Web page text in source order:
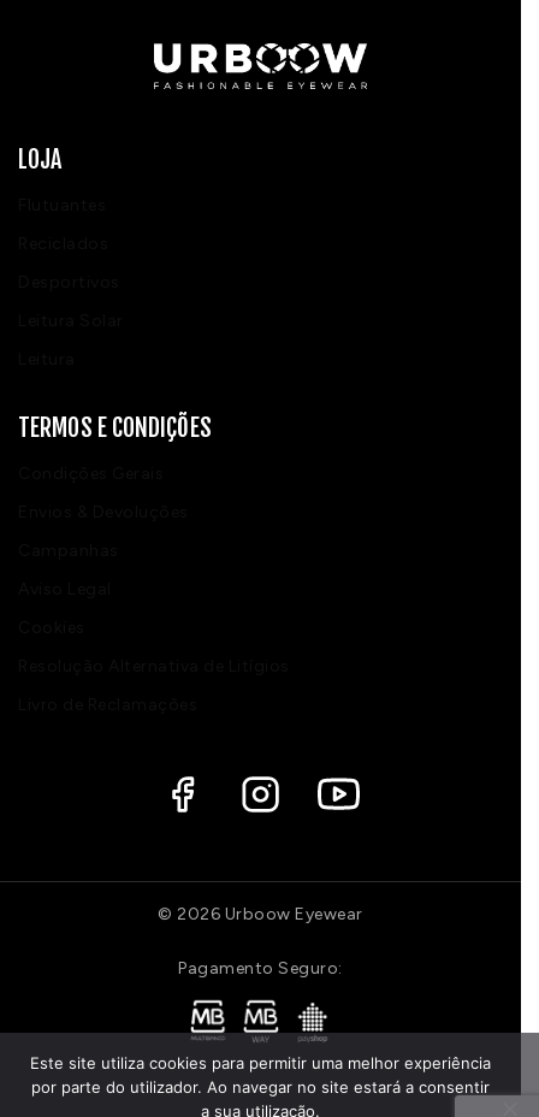
LOJA
TERMOS E CONDIÇÕES
© 2026 Urboow Eyewear
Pagamento Seguro:
Este site utiliza cookies para permitir uma melhor experiência
por parte do utilizador. Ao navegar no site estará a consentir
a sua utilização.